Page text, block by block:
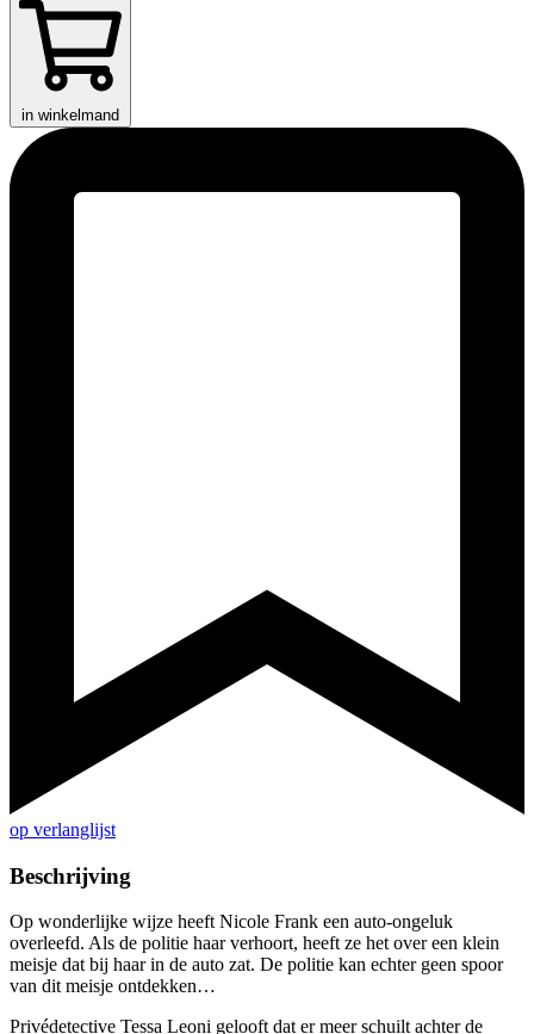
in winkelmand
op verlanglijst
Beschrijving
Op wonderlijke wijze heeft Nicole Frank een auto-ongeluk
overleefd. Als de politie haar verhoort, heeft ze het over een klein
meisje dat bij haar in de auto zat. De politie kan echter geen spoor
van dit meisje ontdekken…
Privédetective Tessa Leoni gelooft dat er meer schuilt achter de